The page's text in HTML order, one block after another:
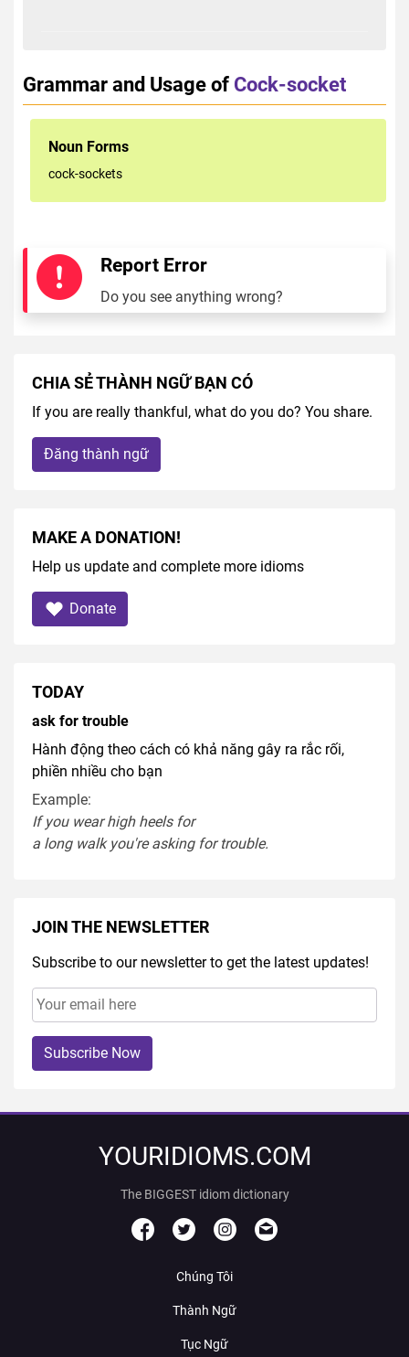
Grammar and Usage of Cock-socket
Noun Forms
cock-sockets
Report Error
Do you see anything wrong?
CHIA SẺ THÀNH NGỮ BẠN CÓ
If you are really thankful, what do you do? You share.
Đăng thành ngữ
MAKE A DONATION!
Help us update and complete more idioms
Donate
TODAY
ask for trouble
Hành động theo cách có khả năng gây ra rắc rối,
phiền nhiều cho bạn
Example:
If you wearhigh heelsfor
a long walkyou'reaskingfortrouble.
JOIN THE NEWSLETTER
Subscribe to our newsletter to get the latest updates!
Subscribe Now
YOURIDIOMS.COM
The BIGGEST idiom dictionary
Chúng Tôi
Thành Ngữ
Tục Ngữ